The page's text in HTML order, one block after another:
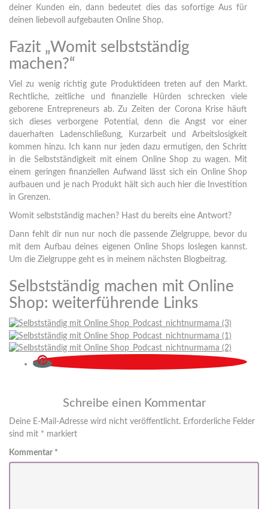
deiner Kunden ein, dann bedeutet dies das sofortige Aus für
deinen liebevoll aufgebauten Online Shop.
Fazit „Womit selbstständig
machen?“
Viel zu wenig richtig gute Produktideen treten auf den Markt.
Rechtliche, zeitliche und finanzielle Hürden schrecken viele
geborene Entrepreneurs ab. Zu Zeiten der Corona Krise häuft
sich dieses verborgene Potential, denn die Angst vor einer
dauerhaften Ladenschließung, Kurzarbeit und Arbeitslosigkeit
kommen hinzu. Ich kann nur jeden dazu ermutigen, den Schritt
in die Selbstständigkeit mit einem Online Shop zu wagen. Mit
einem geringen finanziellen Aufwand lässt sich ein Online Shop
aufbauen und je nach Produkt hält sich auch hier die Investition
in Grenzen.
Womit selbstständig machen? Hast du bereits eine Antwort?
Dann fehlt dir nun nur noch die passende Zielgruppe, bevor du
mit dem Aufbau deines eigenen Online Shops loslegen kannst.
Um die Zielgruppe geht es in meinem nächsten Blogbeitrag.
Selbstständig machen mit Online
Shop: weiterführende Links
Schreibe einen Kommentar
Deine E-Mail-Adresse wird nicht veröffentlicht. Erforderliche Felder
sind mit * markiert
Kommentar *